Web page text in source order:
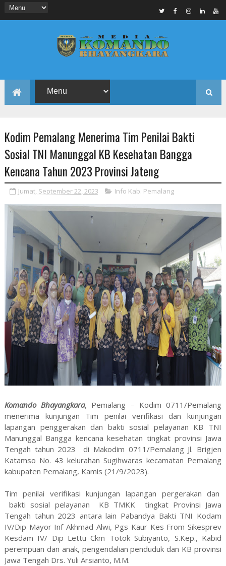
Kodim Pemalang Menerima Tim Penilai Bakti
Sosial TNI Manunggal KB Kesehatan Bangga
Kencana Tahun 2023 Provinsi Jateng
Jumat, September 22, 2023 Info Kab. Pemalang
Komando Bhayangkara, Pemalang – Kodim 0711/Pemalang
menerima kunjungan Tim penilai verifikasi dan kunjungan
lapangan penggerakan dan bakti sosial pelayanan KB TNI
Manunggal Bangga kencana kesehatan tingkat provinsi Jawa
Tengah tahun 2023 di Makodim 0711/Pemalang Jl. Brigjen
Katamso No. 43 kelurahan Sugihwaras kecamatan Pemalang
kabupaten Pemalang, Kamis (21/9/2023).
Tim penilai verifikasi kunjungan lapangan pergerakan dan
bakti sosial pelayanan KB TMKK tingkat Provinsi Jawa
Tengah tahun 2023 antara lain Pabandya Bakti TNI Kodam
IV/Dip Mayor Inf Akhmad Alwi, Pgs Kaur Kes From Sikesprev
Kesdam IV/ Dip Lettu Ckm Totok Subiyanto, S.Kep., Kabid
perempuan dan anak, pengendalian penduduk dan KB provinsi
Jawa Tengah Drs. Yuli Arsianto, M.M.